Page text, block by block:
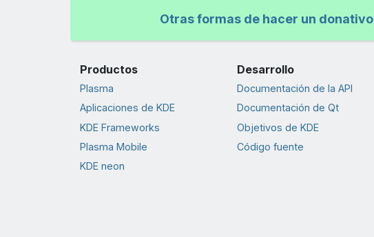
Otras formas de hacer un donativo
Productos
Plasma
Aplicaciones de KDE
KDE Frameworks
Plasma Mobile
KDE neon
Desarrollo
Documentación de la API
Documentación de Qt
Objetivos de KDE
Código fuente